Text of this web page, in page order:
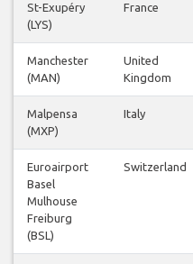
St-Exupéry
(LYS)
France
Manchester
(MAN)
United
Kingdom
Malpensa
(MXP)
Italy
Euroairport
Basel
Mulhouse
Freiburg
(BSL)
Switzerland